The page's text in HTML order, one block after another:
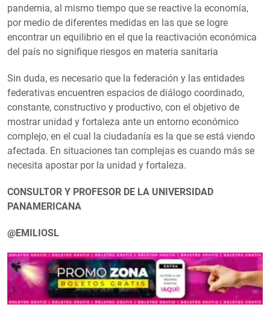
pandemia, al mismo tiempo que se reactive la economía,
por medio de diferentes medidas en las que se logre
encontrar un equilibrio en el que la reactivación económica
del país no signifique riesgos en materia sanitaria
Sin duda, es necesario que la federación y las entidades
federativas encuentren espacios de diálogo coordinado,
constante, constructivo y productivo, con el objetivo de
mostrar unidad y fortaleza ante un entorno económico
complejo, en el cual la ciudadanía es la que se está viendo
afectada. En situaciones tan complejas es cuando más se
necesita apostar por la unidad y fortaleza.
CONSULTOR Y PROFESOR DE LA UNIVERSIDAD
PANAMERICANA
@EMILIOSL